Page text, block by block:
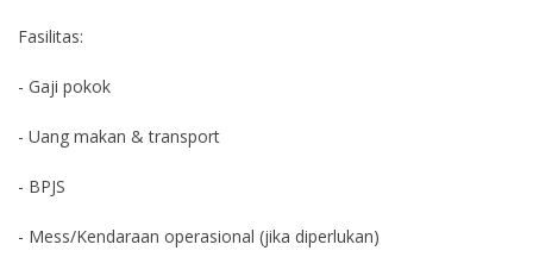
Fasilitas:
- Gaji pokok
- Uang makan & transport
- BPJS
- Mess/Kendaraan operasional (jika diperlukan)